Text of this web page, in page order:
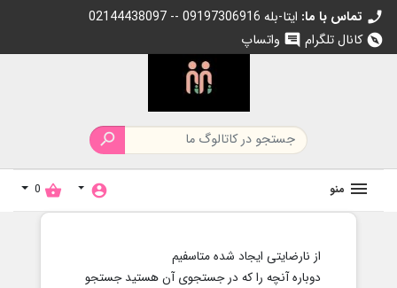
تماس با ما:02144438097 -- 09197306916 ایتا-بله
کانال تلگرام chatواتساپ
منو shopping_basket
0
از نارضایتی ایجاد شده متاسفیم
دوباره آنچه را که در جستجوی آن هستید جستجو